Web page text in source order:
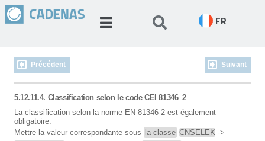
FR
Précédent Suivant
5.12.11.4. Classification selon le code CEI 81346_2
La classification selon la norme EN 81346-2 est également
obligatoire.
Mettre la valeur correspondante sous
la classe CNSELEK ->